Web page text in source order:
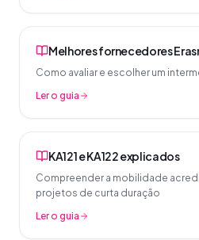
Melhores fornecedores
Como avaliar e escolher um
Ler o guia
KA121 e KA122 explicados
Compreender a mobilidade
projetos de curta duração
Ler o guia